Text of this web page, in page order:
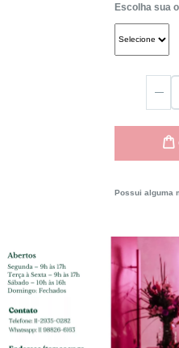
Escolha sua
Possui alguma